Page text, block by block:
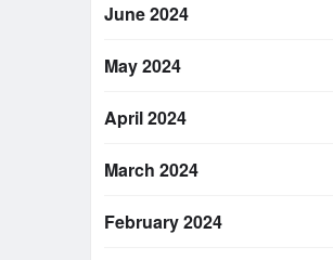
June 2024
May 2024
April 2024
March 2024
February 2024